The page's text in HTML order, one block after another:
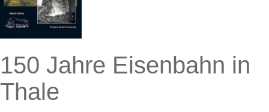
150 Jahre Eisenbahn in
Thale